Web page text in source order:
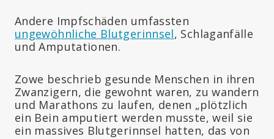
Andere Impfschäden umfassten
ungewöhnliche Blutgerinnsel, Schlaganfälle
und Amputationen.
Zowe beschrieb gesunde Menschen in ihren
Zwanzigern, die gewohnt waren, zu wandern
und Marathons zu laufen, denen „plötzlich
ein Bein amputiert werden musste, weil sie
ein massives Blutgerinnsel hatten, das von